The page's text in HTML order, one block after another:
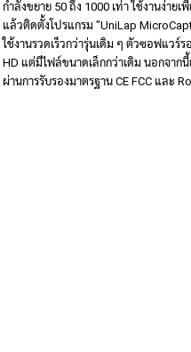
กำลังขยาย 50 ถึง 1000 เท่า ใช้งานง่าย
แล้วติดตั้งโปรแกรม "UniLap
ใช้งานรวดเร็วกว่ารุ่นเดิม ๆ ตัวซอฟแวร์
HD แต่มีไฟล์ขนาดเล็กกว่าเดิม นอกจาก
ผ่านการรับรองมาตรฐาน CE FCC และ